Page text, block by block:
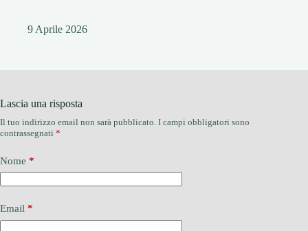
9 Aprile 2026
Lascia una risposta
Il tuo indirizzo email non sarà pubblicato. I campi obbligatori sono
contrassegnati *
Nome *
Email *